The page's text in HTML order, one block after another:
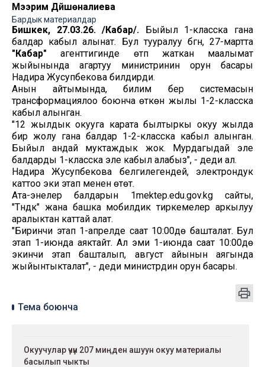
Мээрим Дүйшөналиева
Бардык материалдар
Бишкек, 27.03.26. /Кабар/. Быйыл 1-класска гана
балдар кабыл алынат. Бул тууралуу бүгүн, 27-мартта
"Кабар" агенттигинде өтүп жаткан маалымат
жыйынында агартуу министринин орун басары
Надира Жусупбекова билдирди.
Анын айтымында, билим берүү системасын
трансформациялоо боюнча өткөн жылы 1-2-класска
кабыл алынган.
"12 жылдык окууга карата былтыркы окуу жылда
бир жолу гана балдар 1-2-класска кабыл алынган.
Быйыл андай муктаждык жок. Мурдагыдай эле
балдарды 1-класска эле кабыл алабыз", - деди ал.
Надира Жусупбекова белгилегендей, электрондук
каттоо эки этап менен өтөт.
Ата-энелер балдарын 1mektep.edu.gov.kg сайты,
"Түндүк" жана башка мобилдик тиркемелер аркылуу
аралыктан каттай алат.
"Биринчи этап 1-апрелде саат 10:00дө башталат. Бул
этап 1-июнда аяктайт. Ал эми 1-июнда саат 10:00дө
экинчи этап башталып, август айынын аягында
жыйынтыкталат", - деди министрдин орун басары.
Тема боюнча
Окуучулар үчүн 207 миңден ашуун окуу материалы
басылып чыкты